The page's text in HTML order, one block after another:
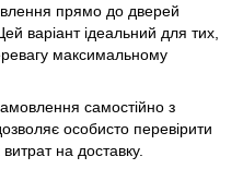
прямо до дверей
варіант ідеальний для тих,
максимальному
самостійно з
особисто перевірити
на доставку.